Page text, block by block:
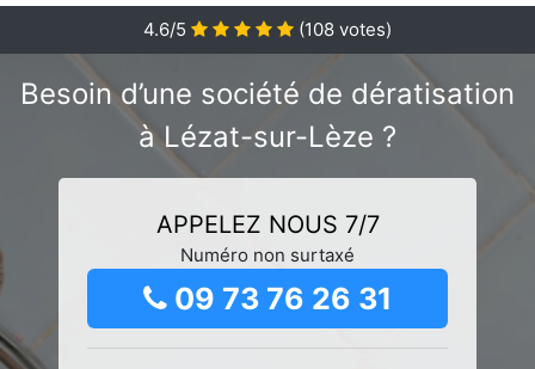
4.6/5
(108 votes)
Besoin d’une société de dératisation
à Lézat-sur-Lèze ?
APPELEZ NOUS 7/7
Numéro non surtaxé
09 73 76 26 31